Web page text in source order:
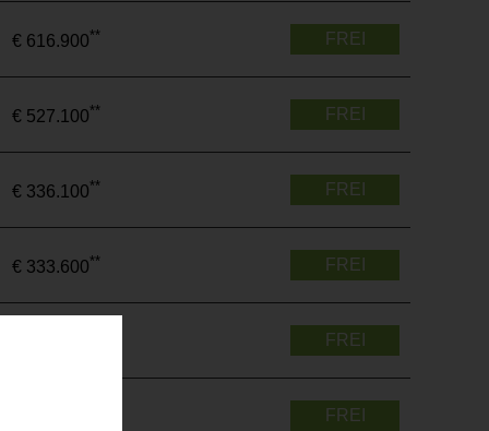
€ 616.900** FREI
€ 527.100** FREI
€ 336.100** FREI
€ 333.600** FREI
FREI
FREI